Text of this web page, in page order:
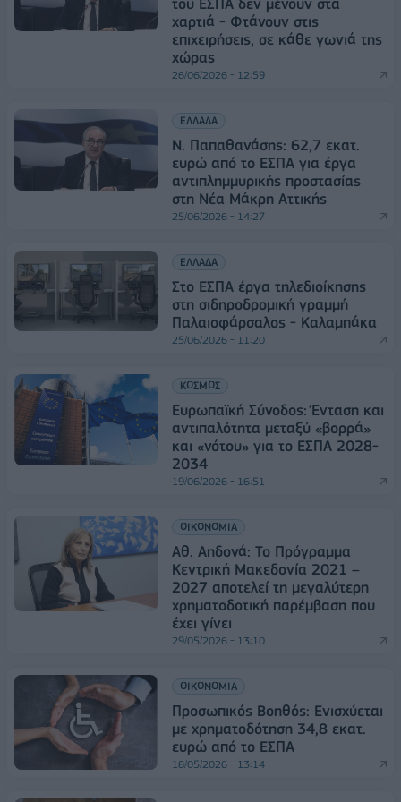
του ΕΣΠΑ δεν μένουν στα
χαρτιά - Φτάνουν στις
επιχειρήσεις, σε κάθε γωνιά της
χώρας
26/06/2026 - 12:59
ΕΛΛΑΔΑ
Ν. Παπαθανάσης: 62,7 εκατ.
ευρώ από το ΕΣΠΑ για έργα
αντιπλημμυρικής προστασίας
στη Νέα Μάκρη Αττικής
25/06/2026 - 14:27
ΕΛΛΑΔΑ
Στο ΕΣΠΑ έργα τηλεδιοίκησης
στη σιδηροδρομική γραμμή
Παλαιοφάρσαλος - Καλαμπάκα
25/06/2026 - 11:20
ΚΟΣΜΟΣ
Ευρωπαϊκή Σύνοδος: Ένταση και
αντιπαλότητα μεταξύ «βορρά»
και «νότου» για το ΕΣΠΑ 2028-
2034
19/06/2026 - 16:51
ΟΙΚΟΝΟΜΙΑ
Αθ. Αηδονά: Το Πρόγραμμα
Κεντρική Μακεδονία 2021 –
2027 αποτελεί τη μεγαλύτερη
χρηματοδοτική παρέμβαση που
έχει γίνει
29/05/2026 - 13:10
ΟΙΚΟΝΟΜΙΑ
Προσωπικός Βοηθός: Ενισχύεται
με χρηματοδότηση 34,8 εκατ.
ευρώ από το ΕΣΠΑ
18/05/2026 - 13:14